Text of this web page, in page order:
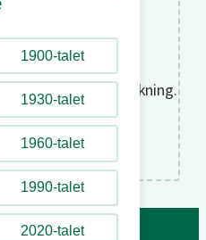
1900-talet
1930-talet
1960-talet
1990-talet
2020-talet
för din sökning.
annan sökning.